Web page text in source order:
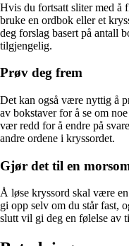
Hvis du fortsatt sliter med å
bruke en ordbok eller et
deg forslag basert på antall
tilgjengelig.
Prøv deg frem
Det kan også være nyttig å
av bokstaver for å se om
vær redd for å endre på
andre ordene i kryssordet.
Gjør det til en
Å løse kryssord skal være
gi opp selv om du står fast,
slutt vil gi deg en følelse av